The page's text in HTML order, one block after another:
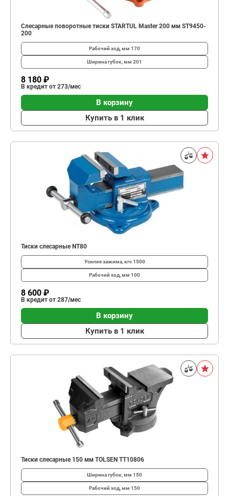
Слесарные поворотные тиски STARTUL Master 200 мм ST9450-
200
Рабочий ход, мм 170
Ширина губок, мм 201
8 180 ₽
В кредит от 273/мес
В корзину
Купить в 1 клик
Тиски слесарные NT80
Усилие зажима, кгс1500
Рабочий ход, мм 100
8 600 ₽
В кредит от 287/мес
В корзину
Купить в 1 клик
Тиски слесарные 150 мм TOLSEN TT10806
Ширина губок, мм 150
Рабочий ход, мм 150